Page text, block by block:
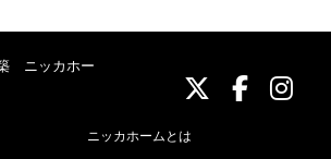
ニッカ
ニッニ
ニッカホームとは